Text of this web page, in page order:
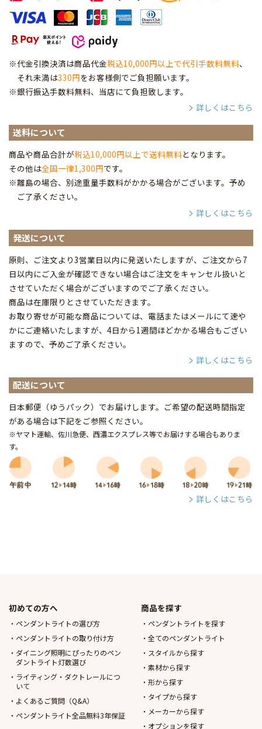
※代金引換決済は商品代金税込10,000円以上で代引手数料無料、
それ未満は330円をお客様側でご負担願います。
※銀行振込手数料無料、当店にて負担致します。
詳しくはこちら
送料について
商品や商品合計が税込10,000円以上で送料無料となります。
その他は全国一律1,300円です。
※離島の場合、別途重量手数料がかかる場合がございます。予め
ご了承ください。
詳しくはこちら
発送について
原則、ご注文より3営業日以内に発送いたしますが、ご注文から7
日以内にご入金が確認できない場合はご注文をキャンセル扱いと
させていただく場合がございますのでご了承ください。
商品は在庫限りとさせていただきます。
お取り寄せが可能な商品については、電話またはメールにて速や
かにご連絡いたしますが、4日から1週間ほどかかる場合もござい
ますので、予めご了承ください。
詳しくはこちら
配送について
日本郵便（ゆうパック）でお届けします。ご希望の配送時間指定
がある場合は下記をご参照ください。
※ヤマト運輸、佐川急便、西濃エクスプレス等でお届けする場合もありま
す。
詳しくはこちら
初めての方へ
ペンダントライトの選び方
ペンダントライトの取り付け方
ダイニング照明にぴったりのペン
ダントライト灯数選び
ライティング・ダクトレールにつ
いて
よくあるご質問（Q&A）
ペンダントライト全品無料3年保証
商品を探す
ペンダントライトを探す
全てのペンダントライト
スタイルから探す
素材から探す
形から探す
タイプから探す
メーカーから探す
オプションを探す